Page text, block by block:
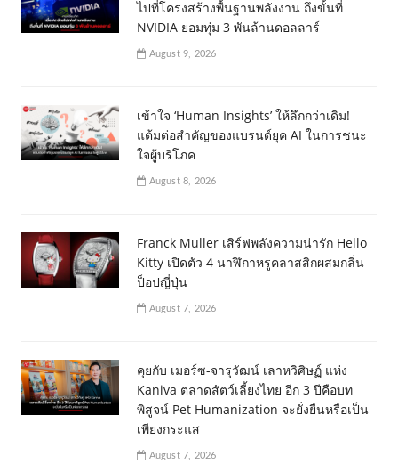
ไปที่โครงสร้างพื้นฐานพลังงาน ถึงขั้นที่
NVIDIA ยอมทุ่ม 3 พันล้านดอลลาร์
August 9, 2026
เข้าใจ ‘Human Insights’ ให้ลึกกว่าเดิม!
แต้มต่อสำคัญของแบรนด์ยุค AI ในการชนะ
ใจผู้บริโภค
August 8, 2026
Franck Muller เสิร์ฟพลังความน่ารัก Hello
Kitty เปิดตัว 4 นาฬิกาหรูคลาสสิกผสมกลิ่น
ป็อปญี่ปุ่น
August 7, 2026
คุยกับ เมอร์ซ-จารุวัฒน์ เลาหวิศิษฏ์ แห่ง
Kaniva ตลาดสัตว์เลี้ยงไทย อีก 3 ปีคือบท
พิสูจน์ Pet Humanization จะยั่งยืนหรือเป็น
เพียงกระแส
August 7, 2026